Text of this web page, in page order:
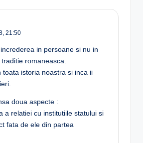
21:50
in persoane si nu in
romaneasca.
toata istoria noastra si inca ii
doua aspecte :
a relatiei cu institutiile statului si
fata de ele din partea